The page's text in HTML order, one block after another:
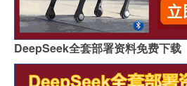
DeepSeek全套部署资料免费下载